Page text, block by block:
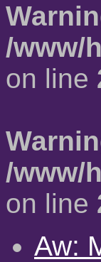
/www/
on line
/www/
on line
Aw: